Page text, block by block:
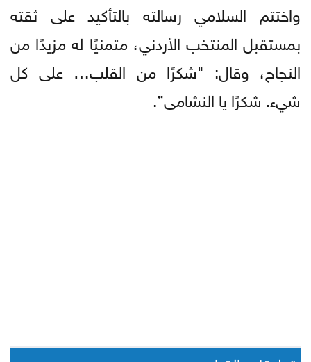
واختتم السلامي رسالته بالتأكيد على ثقته
بمستقبل المنتخب الأردني، متمنيًا له مزيدًا من
النجاح، وقال: "شكرًا من القلب… على كل
شيء. شكرًا يا النشامى”.